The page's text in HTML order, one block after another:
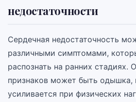
недостаточности
Сердечная недостаточность
различными симптомами,
распознать на ранних стадиях.
признаков может быть одышка,
усиливается при физических